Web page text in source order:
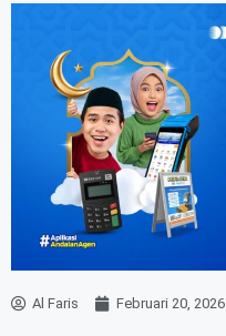
Al Faris Februari 20, 2026